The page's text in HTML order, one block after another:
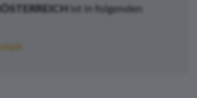
ist in folgenden